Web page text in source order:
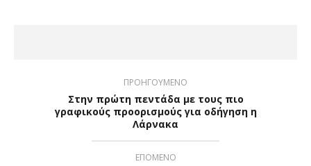
ΠΡΟΗΓΟΥΜΕΝΟ
Στην πρώτη πεντάδα με τους πιο
γραφικούς προορισμούς για οδήγηση η
Λάρνακα
ΕΠΟΜΕΝΟ